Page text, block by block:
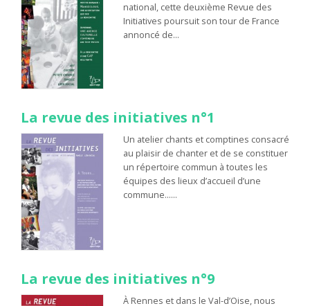
national, cette deuxième Revue des
Initiatives poursuit son tour de France
annoncé de…
La revue des initiatives n°1
Un atelier chants et comptines consacré
au plaisir de chanter et de se constituer
un répertoire commun à toutes les
équipes des lieux d’accueil d’une
commune……
La revue des initiatives n°9
À Rennes et dans le Val-d’Oise, nous